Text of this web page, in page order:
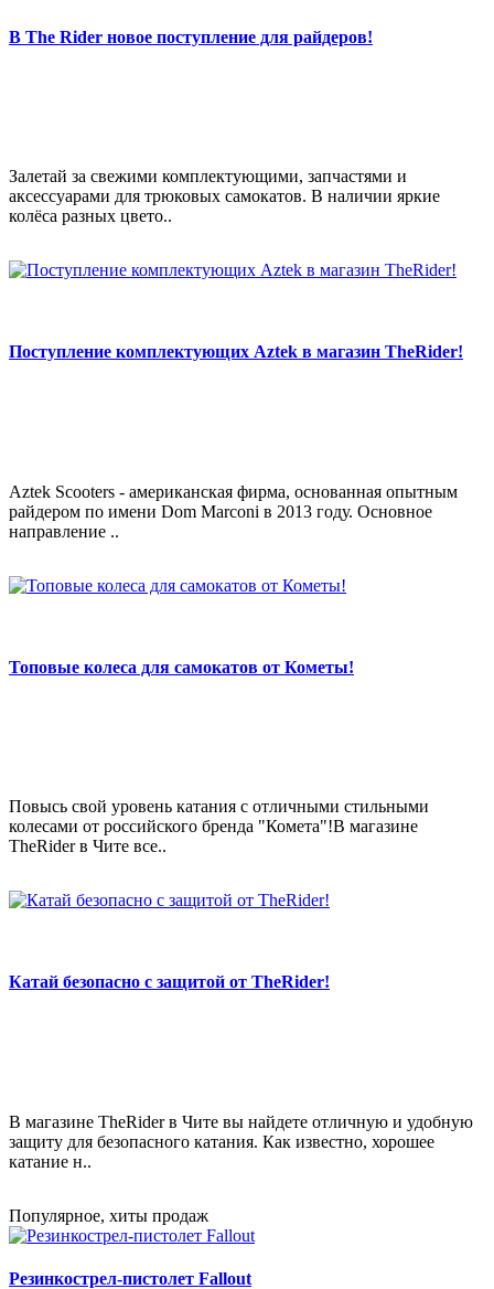
В The Rider новое поступление для райдеров!
Залетай за свежими комплектующими, запчастями и
аксессуарами для трюковых самокатов. В наличии яркие
колёса разных цвето..
Поступление комплектующих Aztek в магазин TheRider!
Aztek Scooters - американская фирма, основанная опытным
райдером по имени Dom Marconi в 2013 году. Основное
направление ..
Топовые колеса для самокатов от Кометы!
Повысь свой уровень катания с отличными стильными
колесами от российского бренда "Комета"!В магазине
TheRider в Чите все..
Катай безопасно с защитой от TheRider!
В магазине TheRider в Чите вы найдете отличную и удобную
защиту для безопасного катания. Как известно, хорошее
катание н..
Популярное, хиты продаж
Резинкострел-пистолет Fallout